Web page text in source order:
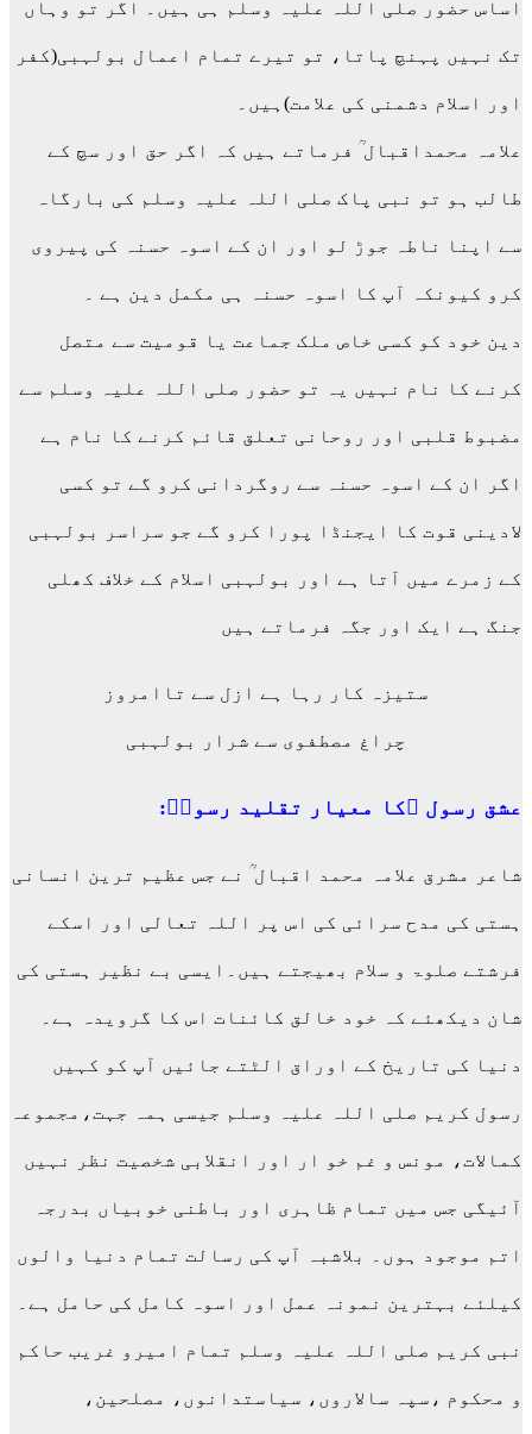
اساس حضور صلی اللہ علیہ وسلم ہی ہیں۔ اگر تو وہاں
تک نہیں پہنچ پاتا، تو تیرے تمام اعمال بولہبی(کفر
اور اسلام دشمنی کی علامت)ہیں۔
علامہ محمداقبال ؒ فرماتے ہیں کہ اگر حق اور سچ کے
طالب ہو تو نبی پاک صلی اللہ علیہ وسلم کی بارگاہ
سے اپنا ناطہ جوڑ لو اور ان کے اسوہ حسنہ کی پیروی
کرو کیونکہ آپ کا اسوہ حسنہ ہی مکمل دین ہے ۔
دین خود کو کسی خاص ملک جماعت یا قومیت سے متصل
کرنے کا نام نہیں یہ تو حضور صلی اللہ علیہ وسلم سے
مضبوط قلبی اور روحانی تعلق قائم کرنے کا نام ہے
اگر ان کے اسوہ حسنہ سے روگردانی کرو گے تو کسی
لادینی قوت کا ایجنڈا پورا کرو گے جو سراسر بولہبی
کے زمرے میں آتا ہے اور بولہبی اسلام کے خلاف کھلی
جنگ ہے ایک اور جگہ فرماتے ہیں
ستیزہ کار رہا ہے ازل سے تاامروز
چراغ مصطفوی سے شرار بولہبی
عشق رسول ؐکا معیار تقلید رسولؐ:
شاعر مشرق علامہ محمد اقبال ؒ نے جس عظیم ترین انسانی
ہستی کی مدح سرائی کی اس پر اللہ تعالی اور اسکے
فرشتے صلوۃ و سلام بھیجتے ہیں۔ایسی بے نظیر ہستی کی
شان دیکھئے کہ خود خالق کائنات اس کا گرویدہ ہے۔
دنیا کی تاریخ کے اوراق الٹتے جائیں آپ کو کہیں
رسول کریم صلی اللہ علیہ وسلم جیسی ہمہ جہت،مجموعہ
کمالات، مونس و غم خو ار اور انقلابی شخصیت نظر نہیں
آئیگی جس میں تمام ظاہری اور باطنی خوبیاں بدرجہ
اتم موجود ہوں۔ بلاشبہ آپ کی رسالت تمام دنیا والوں
کیلئے بہترین نمونہ عمل اور اسوہ کامل کی حامل ہے۔
نبی کریم صلی اللہ علیہ وسلم تمام امیرو غریب حاکم
و محکوم ،سپہ سالاروں، سیاستدانوں، مصلحین،